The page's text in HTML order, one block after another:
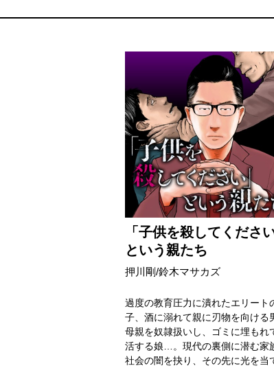
「子供を殺してください
という親たち
押川剛/鈴木マサカズ
過度の教育圧力に潰れたエリート
子、酒に溺れて親に刃物を向ける
母親を奴隷扱いし、ゴミに埋もれ
活する娘…。現代の裏側に潜む家
社会の闇を抉り、その先に光を当